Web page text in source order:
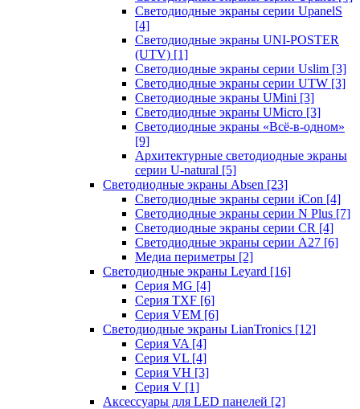
Светодиодные экраны серии UpanelS
[4]
Светодиодные экраны UNI-POSTER
(UTV) [1]
Светодиодные экраны серии Uslim [3]
Светодиодные экраны серии UTW [3]
Светодиодные экраны UMini [3]
Светодиодные экраны UMicro [3]
Светодиодные экраны «Всё-в-одном»
[9]
Архитектурные светодиодные экраны
серии U-natural [5]
Светодиодные экраны Absen [23]
Светодиодные экраны серии iCon [4]
Светодиодные экраны серии N Plus [7]
Светодиодные экраны серии CR [4]
Светодиодные экраны серии А27 [6]
Медиа периметры [2]
Светодиодные экраны Leyard [16]
Серия MG [4]
Серия TXF [6]
Серия VEM [6]
Светодиодные экраны LianTronics [12]
Серия VA [4]
Серия VL [4]
Серия VH [3]
Серия V [1]
Аксессуары для LED панелей [2]